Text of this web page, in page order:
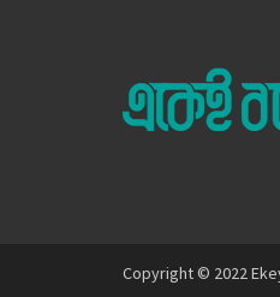
Copyright © 2022